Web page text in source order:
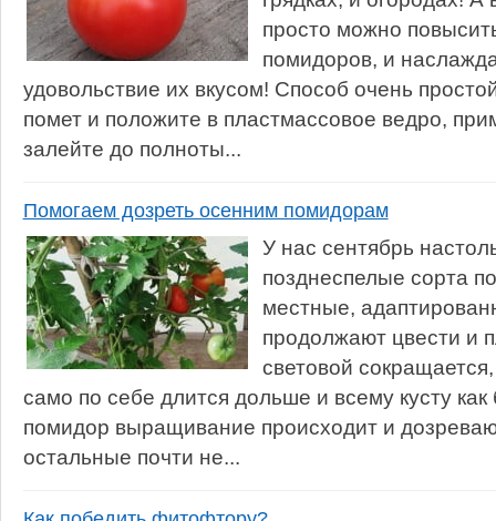
просто можно
помидоров, и
удовольствие их вкусом! Способ очень
помет и положите в пластмассовое ведро,
залейте до полноты...
Помогаем дозреть осенним помидорам
У нас сентябрь
позднеспелые сорта
местные,
продолжают цвести и
световой
само по себе длится дольше и всему кусту как
помидор выращивание происходит и
остальные почти не...